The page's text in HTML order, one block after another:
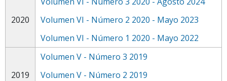
2020
Volumen VI - Número 2 2020 - Mayo 2023
Volumen VI - Número 1 2020 - Mayo 2022
2019
Volumen V - Número 3 2019
Volumen V - Número 2 2019